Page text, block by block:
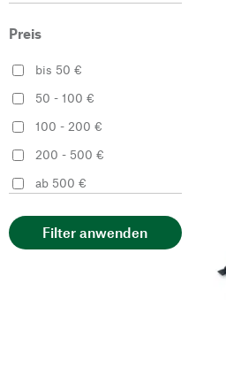
Hofsattlerei Cosack
Il Bisonte
Jean Dessel
Manufactum
Melawear
O My Bag
PB 0110
Preis
bis 50 €
50 - 100 €
100 - 200 €
200 - 500 €
ab 500 €
Filter anwenden